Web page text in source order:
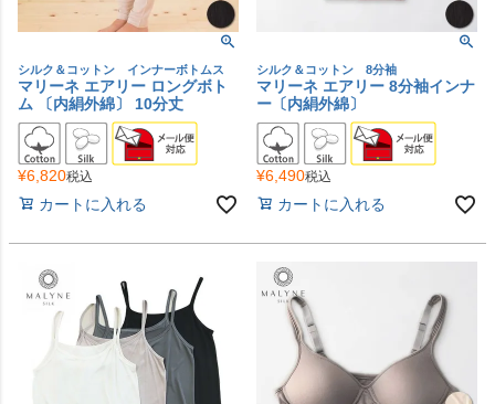
シルク＆コットン インナーボトムス
マリーネ エアリー ロングボト
ム 〔内絹外綿〕 10分丈
¥6,820税込
カートに入れる
シルク＆コットン 8分袖
マリーネ エアリー 8分袖インナ
ー〔内絹外綿〕
¥6,490税込
カートに入れる